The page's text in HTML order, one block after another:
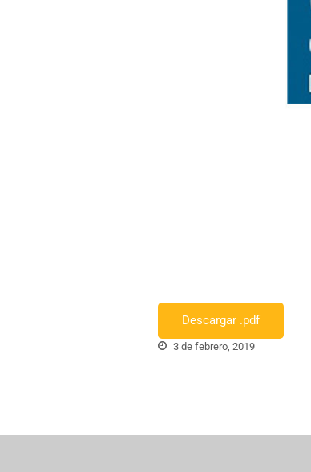
Descargar .pdf
3 de febrero, 2019